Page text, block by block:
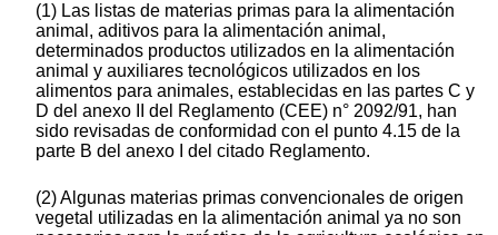
(1) Las listas de materias primas para la alimentación
animal, aditivos para la alimentación animal,
determinados productos utilizados en la alimentación
animal y auxiliares tecnológicos utilizados en los
alimentos para animales, establecidas en las partes C y
D del anexo II del Reglamento (CEE) n° 2092/91, han
sido revisadas de conformidad con el punto 4.15 de la
parte B del anexo I del citado Reglamento.
(2) Algunas materias primas convencionales de origen
vegetal utilizadas en la alimentación animal ya no son